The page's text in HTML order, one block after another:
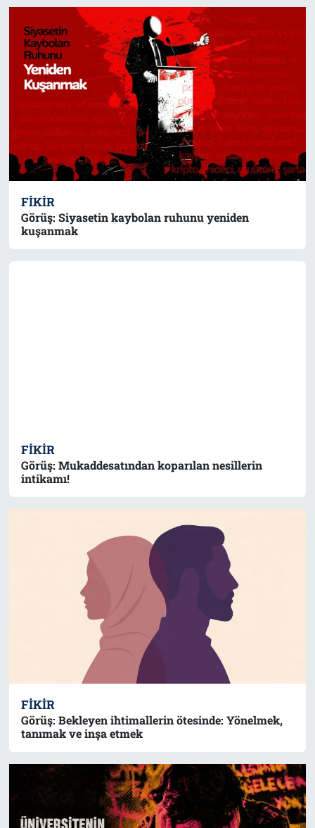
FIKIR
Görüş: Siyasetin kaybolan ruhunu yeniden
kuşanmak
FIKIR
Görüş: Mukaddesatından koparılan nesillerin
intikamı!
FIKIR
Görüş: Bekleyen ihtimallerin ötesinde: Yönelmek,
tanımak ve inşa etmek